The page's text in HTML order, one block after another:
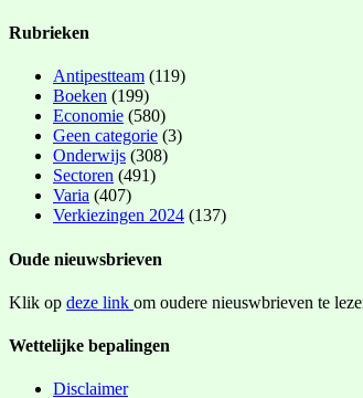
Rubrieken
Antipestteam (119)
Boeken (199)
Economie (580)
Geen categorie (3)
Onderwijs (308)
Sectoren (491)
Varia (407)
Verkiezingen 2024 (137)
Oude nieuwsbrieven
Klik op deze link om oudere nieuswbrieven te
Wettelijke bepalingen
Disclaimer